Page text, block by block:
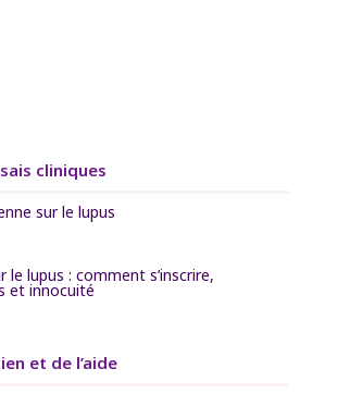
cliniques
sur le lupus
le lupus : comment s’inscrire,
et innocuité
et de l’aide